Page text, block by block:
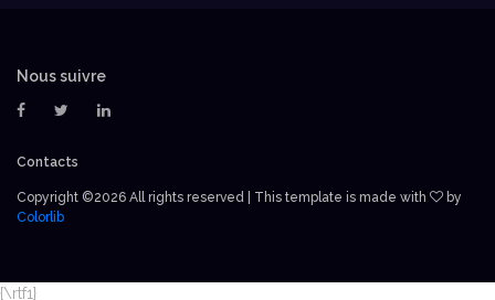
Nous suivre
Contacts
Copyright ©2026 All rights reserved | This template is made with
by
Colorlib
{\rtf1}